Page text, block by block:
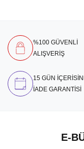
%100 GÜVENLİ
ALIŞVERİŞ
15 GÜN
İADE GARANTİSİ
E-